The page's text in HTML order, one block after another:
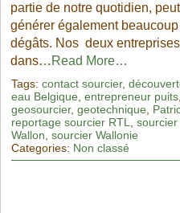
partie de notre quotidien,
générer également
dégâts. Nos deux
dans… Read More…
Tags: contact sourcier,
eau Belgique entrepreneur puits,
geosourcier, geotechnique
reportage sourcier RTL
sourcier
Wallon sourcier Wallonie
Categories: Non classé